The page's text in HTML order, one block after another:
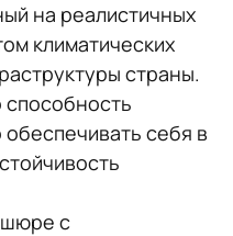
на реалистичных
климатических
страны.
себя в
с